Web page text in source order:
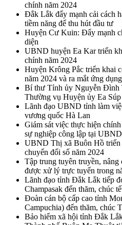
chính năm 2024
Đắk Lắk đẩy mạnh cải cách
tiềm năng để thu hút đầu tư
Huyện Cư Kuin: Đẩy mạnh
diện
UBND huyện Ea Kar triển
chính năm 2024
Huyện Krông Pắc triển khai
năm 2024 và ra mắt ứng
Bí thư Tỉnh ủy Nguyễn Đình
Thường vụ Huyện ủy Ea Súp
Lãnh đạo UBND tỉnh làm
vương quốc Hà Lan
Giám sát việc thực hiện
sự nghiệp công lập tại
UBND Thị xã Buôn Hồ
chuyển đổi số năm 2024
Tập trung tuyên truyền,
được xử lý trực tuyến trong
Lãnh đạo tỉnh Đắk Lắk tiếp
Champasak đến thăm, chúc
Đoàn cán bộ cấp cao tỉnh
Campuchia) đến thăm, chúc
Bảo hiểm xã hội tỉnh Đắk